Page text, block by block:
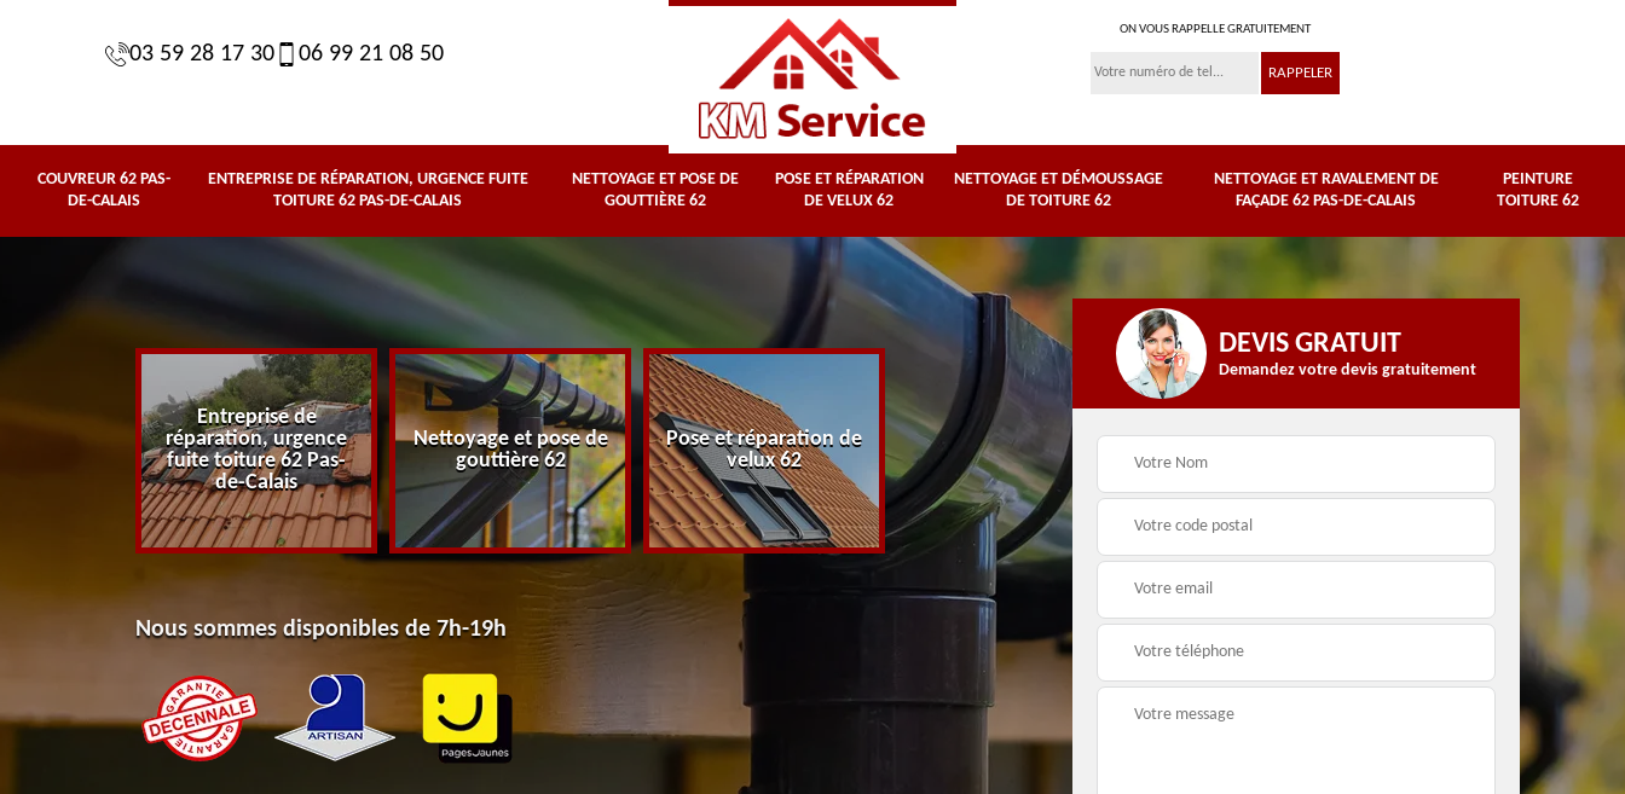
03 59 28 17 30 06 99 21 08 50
ON VOUS RAPPELLE GRATUITEMENT
COUVREUR 62 PAS-
DE-CALAIS
ENTREPRISE DE RÉPARATION, URGENCE FUITE
TOITURE 62 PAS-DE-CALAIS
NETTOYAGE ET POSE DE
GOUTTIÈRE 62
POSE ET RÉPARATION
DE VELUX 62
NETTOYAGE ET DÉMOUSSAGE
DE TOITURE 62
NETTOYAGE ET RAVALEMENT DE
FAÇADE 62 PAS-DE-CALAIS
PEINTURE
TOITURE 62
Entreprise de
réparation, urgence
fuite toiture 62 Pas-
de-Calais
Nettoyage et pose de
gouttière 62
Pose et réparation de
velux 62
Nettoyage et
démoussage de
toiture 62
62 Pas-de-Calais
Nous sommes disponibles de 7h-19h
DEVIS GRATUIT
Demandez votre devis gratuitement